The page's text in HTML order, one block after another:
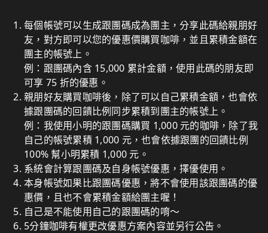
每個帳號可以生成跟團碼成為團主，分享此碼給親朋好
友，對方即可以您的優惠價購買咖啡，並且累積金額在
團主的帳號上。
例：跟團碼內含 15,000 累計金額，使用此碼的朋友即
可享 75 折的優惠。
親朋好友購買咖啡後，除了可以自己累積金額，也會依
據跟團碼的回饋比例同步累積到團主的帳號上。
例：我使用小明的跟團碼購買 1,000 元的咖啡，除了我
自己的帳號累積 1,000 元，也會依據跟團的回饋比例
100% 幫小明累積 1,000 元。
系統會計算跟團碼及自身帳號優惠，擇優使用。
本身帳號如果比跟團碼優惠，將不會使用該跟團碼的優
惠價，且也不會累積金額給團主喔！
自己是不能使用自己的跟團碼的唷～
5分鐘咖啡有權更改優惠方案內容並另行公告。